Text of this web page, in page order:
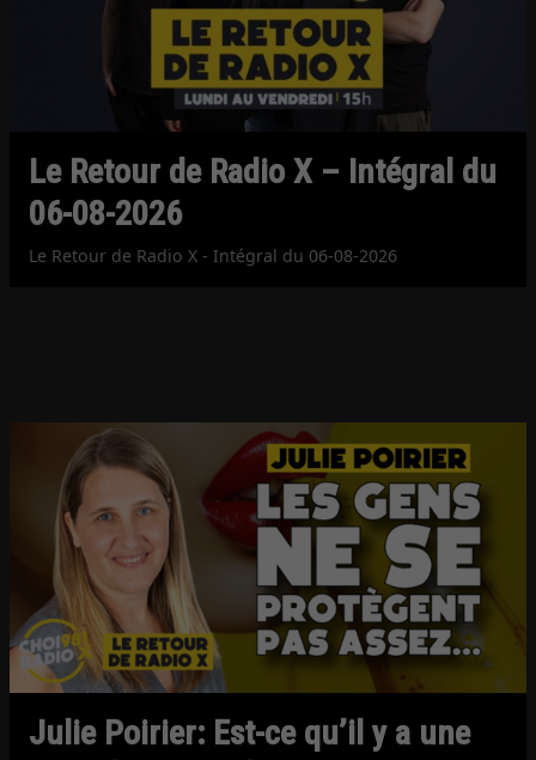
Le Retour de Radio X – Intégral du
06-08-2026
Le Retour de Radio X - Intégral du 06-08-2026
Julie Poirier: Est-ce qu’il y a une